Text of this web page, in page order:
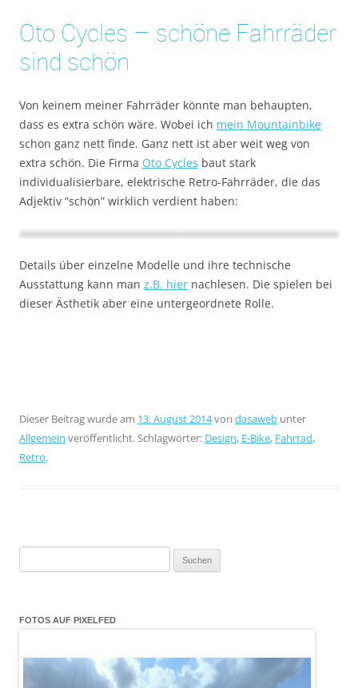
Oto Cycles – schöne Fahrräder
sind schön
Von keinem meiner Fahrräder könnte man behaupten,
dass es extra schön wäre. Wobei ich mein Mountainbike
schon ganz nett finde. Ganz nett ist aber weit weg von
extra schön. Die Firma Oto Cycles baut stark
individualisierbare, elektrische Retro-Fahrräder, die das
Adjektiv “schön” wirklich verdient haben:
Details über einzelne Modelle und ihre technische
Ausstattung kann man z.B. hier nachlesen. Die spielen bei
dieser Ästhetik aber eine untergeordnete Rolle.
Dieser Beitrag wurde am 13. August 2014von dasaweb unter
Allgemein veröffentlicht. Schlagwörter: Design, E-Bike, Fahrrad,
Retro.
nach:
FOTOS AUF PIXELFED